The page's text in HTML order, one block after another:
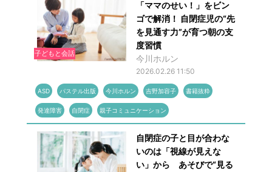
子どもと会話
「ママのせい！」をビン
ゴで解消！ 自閉症児の“先
を見通す力”が育つ朝の支
度習慣
今川ホルン
2026.02.26 11:50
ASD パステル出版 今川ホルン 吉野加容子 書籍抜粋
発達障害 自閉症 親子コミュニケーション
自閉症の子と目が合わな
いのは「視線が見えな
い」から あそびで“見る